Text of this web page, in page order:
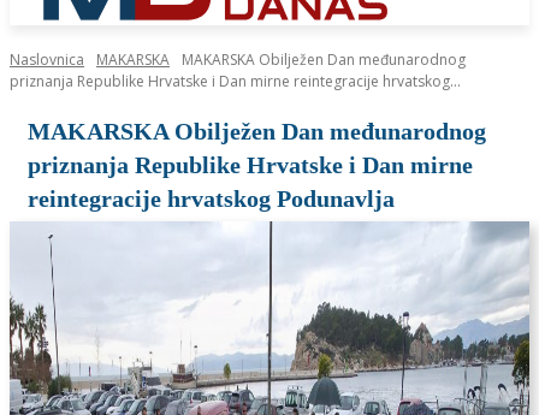
Naslovnica MAKARSKA
MAKARSKA Obilježen Dan međunarodnog
priznanja Republike Hrvatske i Dan mirne reintegracije hrvatskog...
MAKARSKA Obilježen Dan međunarodnog
priznanja Republike Hrvatske i Dan mirne
reintegracije hrvatskog Podunavlja